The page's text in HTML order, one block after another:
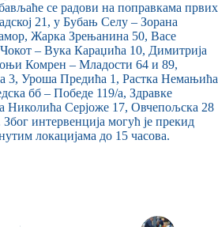
се радови на поправкама првих
21, у Бубањ Селу – Зорана
Жарка Зрењанина 50, Васе
– Вука Караџића 10, Димитрија
Комрен – Младости 64 и 89,
3, Уроша Предића 1, Растка Немањића
бб – Победе 119/а, Здравке
Николића Серјоже 17, Овчепољска 28
интервенција могућ је прекид
локацијама до 15 часова.